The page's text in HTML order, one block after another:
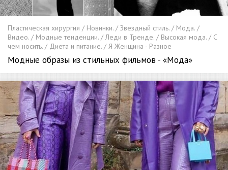
Пластическая хирургия / Новинки. / Звездный стиль. / Мода. /
Видео. / Модные тенденции. / Леди в Тренде. / Высокая мода. / С
чем носить. / Диета и питание. / Я Женщина - Разное
Модные образы из стильных фильмов - «Мода»